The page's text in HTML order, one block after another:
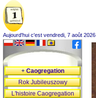
Aujourd'hui c'est vendredi, 7 août 2026
+Caogregation
Rok Jubileuszowy
L'histoire Caogregation